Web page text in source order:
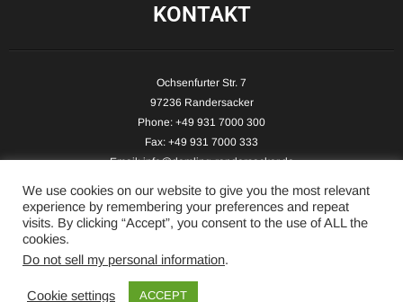
KONTAKT
Ochsenfurter Str. 7
97236 Randersacker
Phone: +49 931 7000 300
Fax: +49 931 7000 333
Email:info@demling-randersacker.de
Copyright © 2026 Hotel-Café Demling - All Rights Reserved.
We use cookies on our website to give you the most relevant
experience by remembering your preferences and repeat
visits. By clicking “Accept”, you consent to the use of ALL the
cookies.
Do not sell my personal information.
Cookie settings ACCEPT